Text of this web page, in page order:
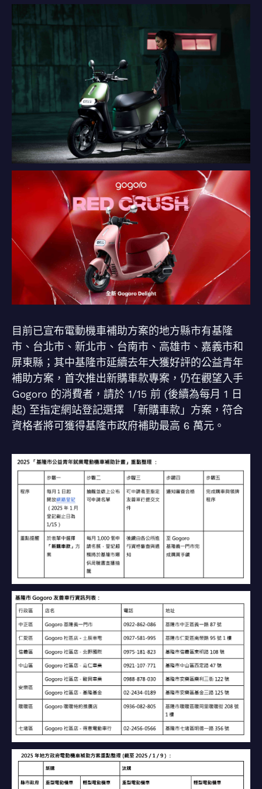
目前已宣布電動機車補助方案的地方縣市有基隆
市、台北市、新北市、台南市、高雄市、嘉義市和
屏東縣；其中基隆市延續去年大獲好評的公益青年
補助方案，首次推出新購車款專案，仍在觀望入手
Gogoro 的消費者，請於 1/15 前 (後續為每月 1 日
起) 至指定網站登記選擇 「新購車款」方案，符合
資格者將可獲得基隆市政府補助最高 6 萬元。